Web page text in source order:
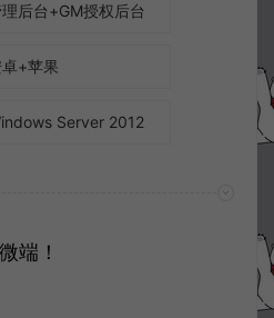
理后台+GM授权后台
+苹果
Server 2012
端！